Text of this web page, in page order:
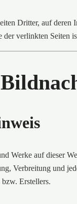
Dritter, auf
verlinkten Seiten
Werke auf dieser
Verbreitung und
Erstellers.